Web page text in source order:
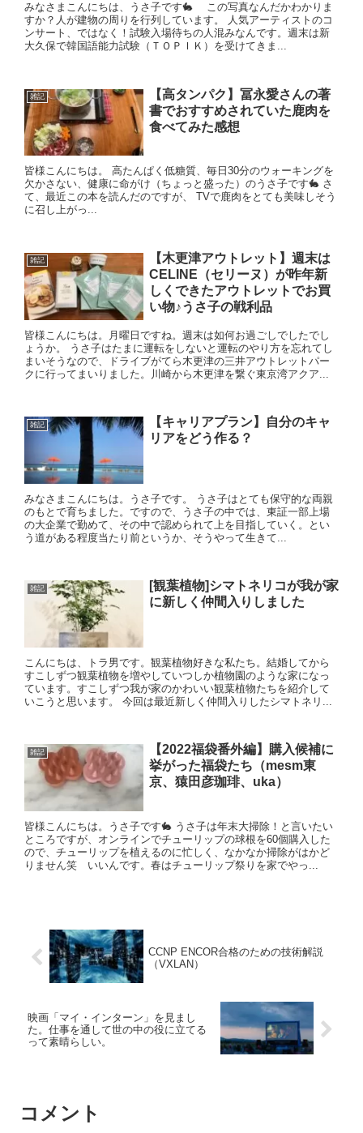
みなさまこんにちは、うさ子です🐇 この写真なんだかわかりま
すか？人が建物の周りを行列しています。 人気アーティストのコ
ンサート、ではなく！試験入場待ちの人混みなんです。週末は新
大久保で韓国語能力試験（ＴＯＰＩＫ）を受けてきま...
雑記
【高タンパク】冨永愛さんの著
書でおすすめされていた鹿肉を
食べてみた感想
皆様こんにちは。 高たんぱく低糖質、毎日30分のウォーキングを
欠かさない、健康に命がけ（ちょっと盛った）のうさ子です🐇 さ
て、最近この本を読んだのですが、 TVで鹿肉をとても美味しそう
に召し上がっ...
雑記
【木更津アウトレット】週末は
CELINE（セリーヌ）が昨年新
しくできたアウトレットでお買
い物♪うさ子の戦利品
皆様こんにちは。月曜日ですね。週末は如何お過ごしでしたでし
ょうか。 うさ子はたまに運転をしないと運転のやり方を忘れてし
まいそうなので、ドライブがてら木更津の三井アウトレットパー
クに行ってまいりました。川崎から木更津を繋ぐ東京湾アクア...
雑記
【キャリアプラン】自分のキャ
リアをどう作る？
みなさまこんにちは。うさ子です。 うさ子はとても保守的な両親
のもとで育ちました。ですので、うさ子の中では、東証一部上場
の大企業で勤めて、その中で認められて上を目指していく。とい
う道がある程度当たり前というか、そうやって生きて...
雑記
[観葉植物]シマトネリコが我が家
に新しく仲間入りしました
こんにちは、トラ男です。観葉植物好きな私たち。結婚してから
すこしずつ観葉植物を増やしていつしか植物園のような家になっ
ています。すこしずつ我が家のかわいい観葉植物たちを紹介して
いこうと思います。 今回は最近新しく仲間入りしたシマトネリ...
雑記
【2022福袋番外編】購入候補に
挙がった福袋たち（mesm東
京、猿田彦珈琲、uka）
皆様こんにちは。うさ子です🐇 うさ子は年末大掃除！と言いたい
ところですが、オンラインでチューリップの球根を60個購入した
ので、チューリップを植えるのに忙しく、なかなか掃除がはかど
りません笑 いいんです。春はチューリップ祭りを家でやっ...
CCNP ENCOR合格のための技術解説
（VXLAN）
映画「マイ・インターン」を見まし
た。仕事を通して世の中の役に立てる
って素晴らしい。
コメント